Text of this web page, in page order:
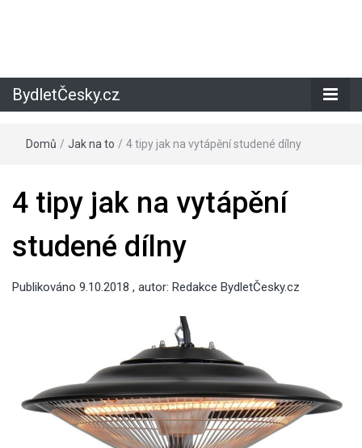
BydletČesky.cz
Domů / Jak na to / 4 tipy jak na vytápění studené dílny
4 tipy jak na vytápění
studené dílny
Publikováno 9.10.2018 , autor: Redakce BydletČesky.cz